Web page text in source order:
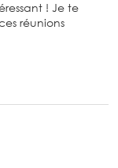
! Je te
réunions